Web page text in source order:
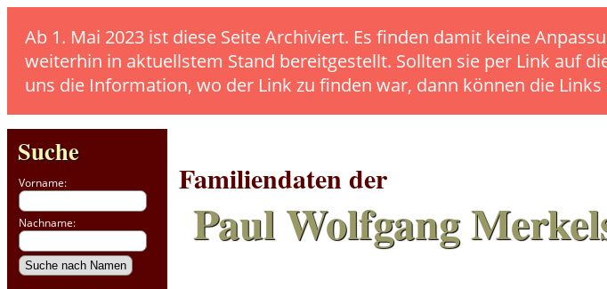
Ab 1. Mai 2023 ist diese Seite Archiviert. Es finden damit keine
weiterhin in aktuellstem Stand bereitgestellt. Sollten sie per Link auf
uns die Information, wo der Link zu finden war, dann können die
Suche
Vorname:
Nachname:
Familiendaten der
Paul Wolfgang